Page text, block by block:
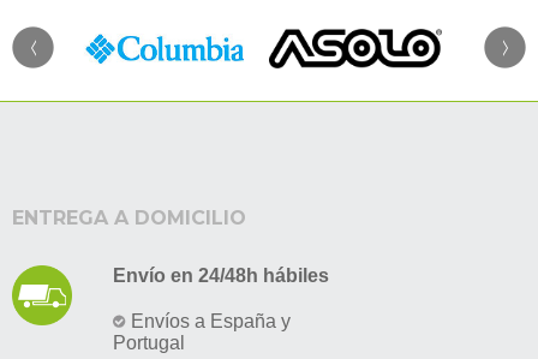
ENTREGA A DOMICILIO
Envío en 24/48h hábiles
Envíos a España y
Portugal